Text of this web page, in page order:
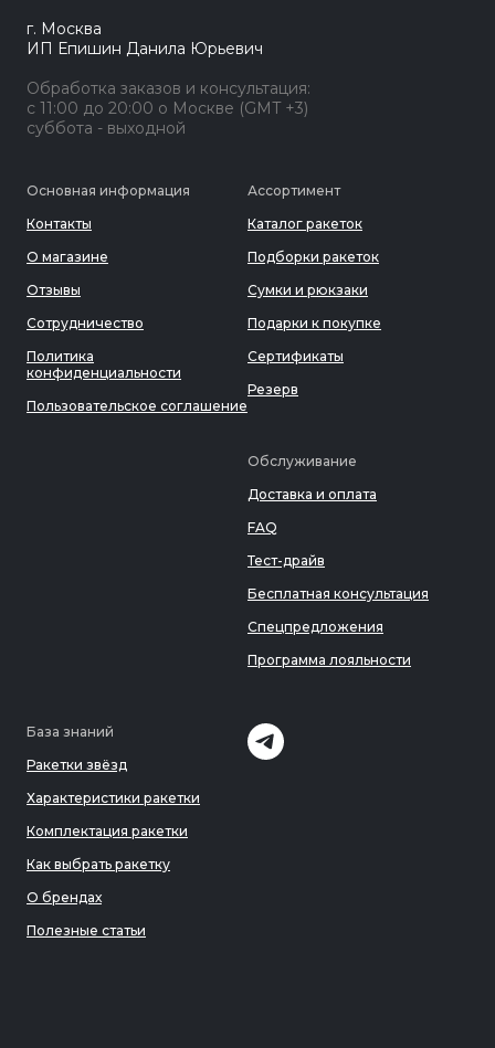
г. Москва
ИП Епишин Данила Юрьевич
Обработка заказов и консультация:
с 11:00 до 20:00 о Москве (GMT +3)
суббота - выходной
Основная информация
Контакты
О магазине
Отзывы
Сотрудничество
Политика
конфиденциальности
Пользовательское соглашение
Ассортимент
Каталог ракеток
Подборки ракеток
Сумки и рюкзаки
Подарки к покупке
Сертификаты
Резерв
Обслуживание
Доставка и оплата
FAQ
Тест-драйв
Бесплатная консультация
Спецпредложения
Программа лояльности
База знаний
Ракетки звёзд
Характеристики ракетки
Комплектация ракетки
Как выбрать ракетку
О брендах
Полезные статьи